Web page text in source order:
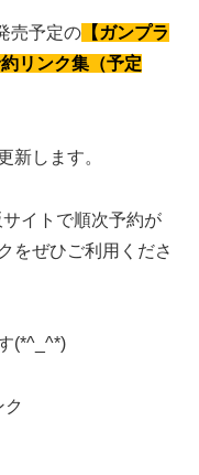
売予定の 【ガンプラ
リンク集（予定
新します。
イトで順次予約が
をぜひご利用くださ
(*^_^*)